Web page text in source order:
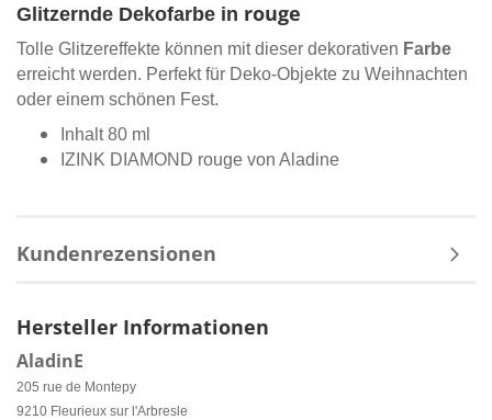
Glitzernde Dekofarbe in rouge
Tolle Glitzereffekte können mit dieser dekorativen Farbe
erreicht werden. Perfekt für Deko-Objekte zu Weihnachten
oder einem schönen Fest.
Inhalt 80 ml
IZINK DIAMOND rouge von Aladine
Kundenrezensionen
Hersteller Informationen
AladinE
205 rue de Montepy
9210 Fleurieux sur l'Arbresle